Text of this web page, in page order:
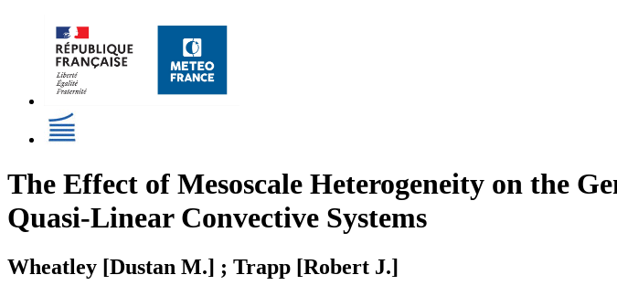
The Effect of Mesoscale Heterogeneity on the
Quasi-Linear Convective Systems
Wheatley [Dustan M.] ; Trapp [Robert J.]